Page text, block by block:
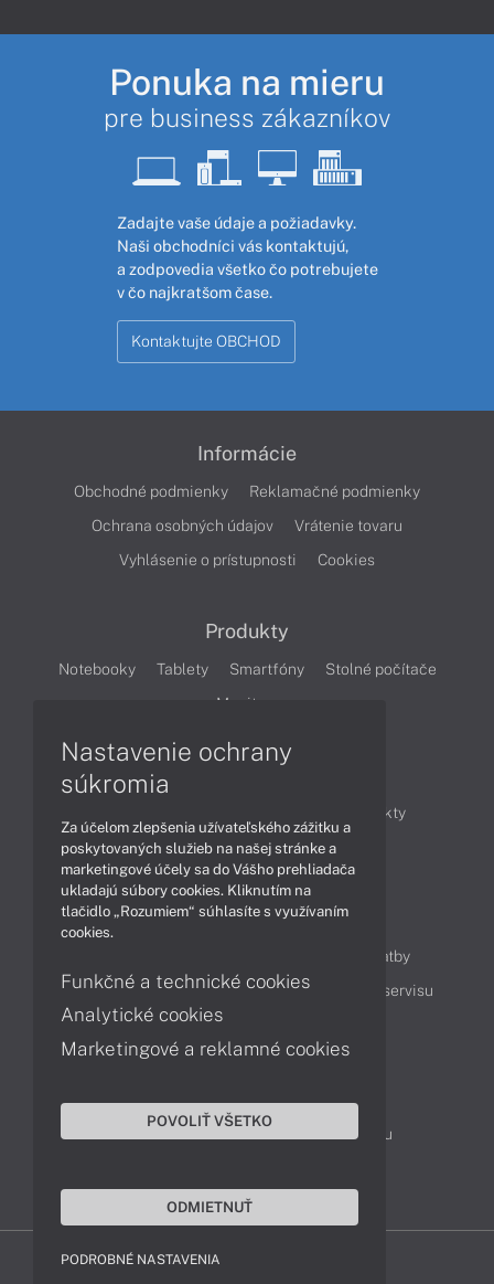
Ponuka na mieru
pre business zákazníkov
Zadajte vaše údaje a požiadavky.
Naši obchodníci vás kontaktujú,
a zodpovedia všetko čo potrebujete
v čo najkratšom čase.
Kontaktujte OBCHOD
Informácie
Obchodné podmienky
Reklamačné podmienky
Ochrana osobných údajov
Vrátenie tovaru
Vyhlásenie o prístupnosti
Cookies
Produkty
Notebooky Tablety Smartfóny
Stolné počítače
Monitory
Produkty
Technológie
Videá
Obsah
Možnosti doručenia a platby
Podpora a servis
Servisné služby Cenník servisu
Kontakty
043 4224 771
Obchodné oddelenie
Reklamácia tovaru
Nastavenie ochrany
súkromia
Za účelom zlepšenia užívateľského zážitku a
poskytovaných služieb na našej stránke a
marketingové účely sa do Vášho prehliadača
ukladajú súbory cookies. Kliknutím na
tlačidlo „Rozumiem“ súhlasíte s využívaním
cookies.
Funkčné a technické cookies
Analytické cookies
Marketingové a reklamné cookies
POVOLIŤ VŠETKO
ODMIETNUŤ
PODROBNÉ NASTAVENIA